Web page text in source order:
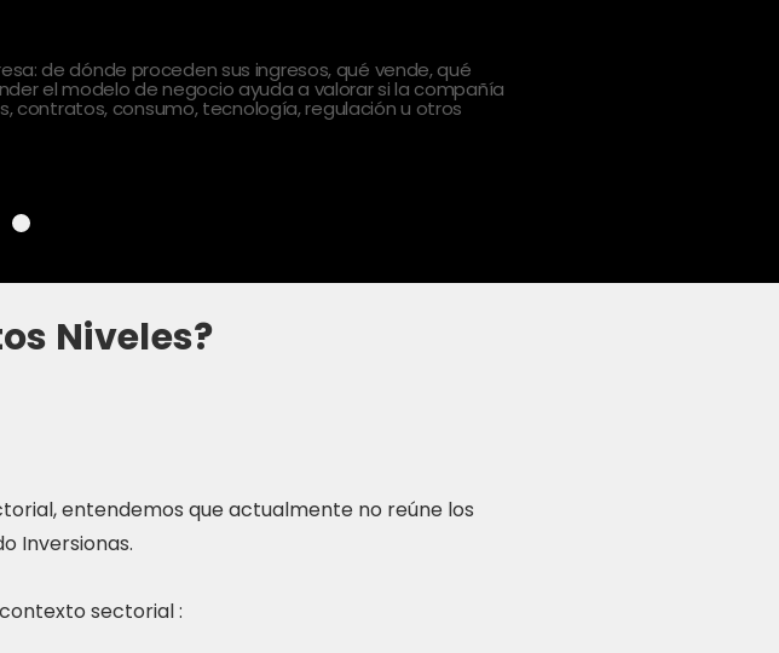
de dónde proceden sus ingresos, qué vende, qué
el modelo de negocio ayuda a valorar si la compañía
contratos, consumo, tecnología, regulación u otros
Niveles?
entendemos que actualmente no reúne los
Inversionas.
sectorial :